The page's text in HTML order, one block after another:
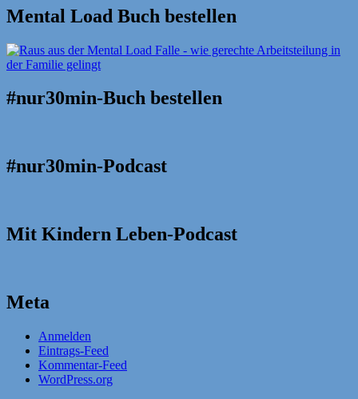
Mental Load Buch bestellen
#nur30min-Buch bestellen
#nur30min-Podcast
Mit Kindern Leben-Podcast
Meta
Anmelden
Eintrags-Feed
Kommentar-Feed
WordPress.org